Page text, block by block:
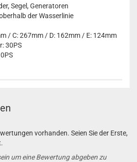
Segel, Generatoren
der Wasserlinie
/ C: 267mm / D: 162mm / E: 124mm
30PS
vorhanden. Seien Sie der Erste,
um eine Bewertung abgeben zu